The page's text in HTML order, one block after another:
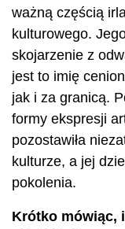
ważną częścią
kulturowego.
skojarzenie z
jest to imię
jak i za granicą.
formy ekspresji
pozostawiła
kulturze, a jej
pokolenia.
Krótko mówiąc,